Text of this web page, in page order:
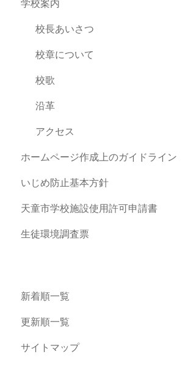
学校案内
校長あいさつ
校章について
校歌
沿革
アクセス
ホームページ作成上のガイドライン
いじめ防止基本方針
天童市学校施設使用許可申請書
生徒環境調査票
新着順一覧
更新順一覧
サイトマップ